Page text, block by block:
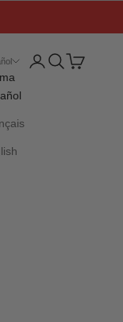
Iniciar sesión
Buscar
Cesta